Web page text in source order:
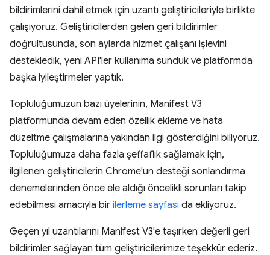
bildirimlerini dahil etmek için uzantı geliştiricileriyle birlikte
çalışıyoruz. Geliştiricilerden gelen geri bildirimler
doğrultusunda, son aylarda hizmet çalışanı işlevini
destekledik, yeni API'ler kullanıma sunduk ve platformda
başka iyileştirmeler yaptık.
Topluluğumuzun bazı üyelerinin, Manifest V3
platformunda devam eden özellik ekleme ve hata
düzeltme çalışmalarına yakından ilgi gösterdiğini biliyoruz.
Topluluğumuza daha fazla şeffaflık sağlamak için,
ilgilenen geliştiricilerin Chrome'un desteği sonlandırma
denemelerinden önce ele aldığı öncelikli sorunları takip
edebilmesi amacıyla bir ilerleme sayfası da ekliyoruz.
Geçen yıl uzantılarını Manifest V3'e taşırken değerli geri
bildirimler sağlayan tüm geliştiricilerimize teşekkür ederiz.